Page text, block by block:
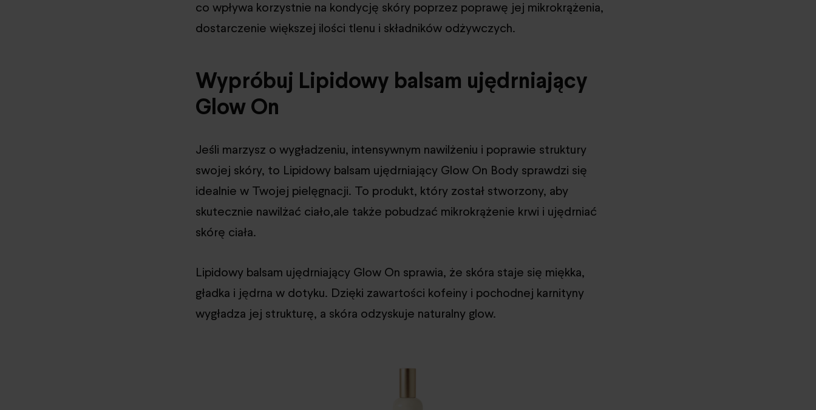
co wpływa korzystnie na kondycję skóry poprzez poprawę jej mikrokrążenia,
dostarczenie większej ilości tlenu i składników odżywczych.
Wypróbuj Lipidowy balsam ujędrniający
Glow On
Jeśli marzysz o wygładzeniu, intensywnym nawilżeniu i poprawie struktury
swojej skóry, to Lipidowy balsam ujędrniający Glow On Body sprawdzi się
idealnie w Twojej pielęgnacji. To produkt, który został stworzony, aby
skutecznie nawilżać ciało,ale także pobudzać mikrokrążenie krwi i ujędrniać
skórę ciała.
Lipidowy balsam ujędrniający Glow On sprawia, że skóra staje się miękka,
gładka i jędrna w dotyku. Dzięki zawartości kofeiny i pochodnej karnityny
wygładza jej strukturę, a skóra odzyskuje naturalny glow.